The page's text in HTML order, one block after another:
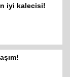
iyi kalecisi!